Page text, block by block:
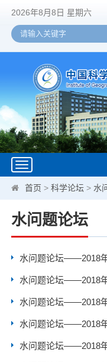
2026年8月8日 星期六
Toggle
navigation
首页 >科学论坛 > 水
水问题论坛
水问题论坛——2018年
水问题论坛——2018年
水问题论坛——2018年
水问题论坛——2018年
水问题论坛——2018年